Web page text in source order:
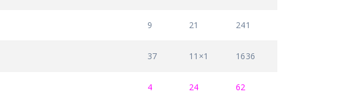
9 21 241
37 11×1 1636
4 24 62